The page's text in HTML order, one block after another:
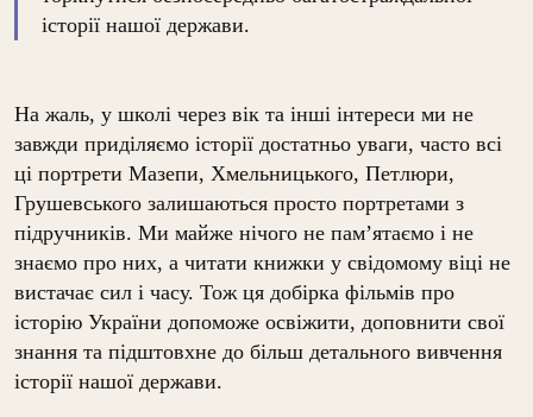
історії нашої держави.
На жаль, у школі через вік та інші інтереси ми не
завжди приділяємо історії достатньо уваги, часто всі
ці портрети Мазепи, Хмельницького, Петлюри,
Грушевського залишаються просто портретами з
підручників. Ми майже нічого не пам’ятаємо і не
знаємо про них, а читати книжки у свідомому віці не
вистачає сил і часу. Тож ця добірка фільмів про
історію України допоможе освіжити, доповнити свої
знання та підштовхне до більш детального вивчення
історії нашої держави.